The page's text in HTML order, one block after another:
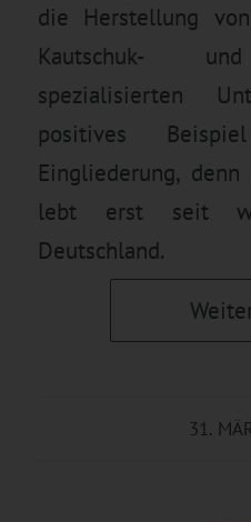
die Herstellung
Kautschuk-
spezialisierten
positives
Eingliederung,
lebt erst seit
Deutschland.
31.